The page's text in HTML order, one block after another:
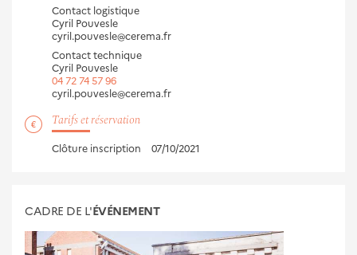
Contact logistique
Cyril Pouvesle
cyril.pouvesle@cerema.fr
Contact technique
Cyril Pouvesle
04 72 74 57 96
cyril.pouvesle@cerema.fr
Tarifs et réservation
Clôture inscription 07/10/2021
CADRE DE L'ÉVÉNEMENT